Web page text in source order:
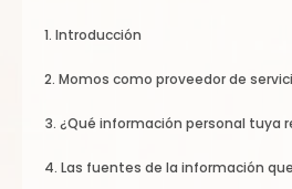
1. Introducción
2. Momos como proveedor de
3. ¿Qué información personal tuya
4. Las fuentes de la información